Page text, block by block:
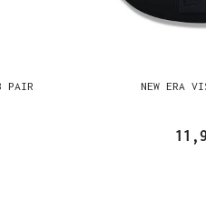
PAIR NEW ERA